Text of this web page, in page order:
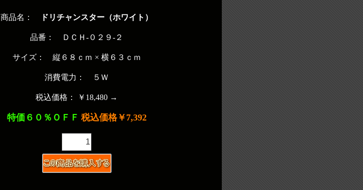
商品名： ドリチャンスター（ホワイト）
品番： ＤＣＨ-０２９-２
サイズ： 縦６８ｃｍ × 横６３ｃｍ
消費電力： ５Ｗ
税込価格： ￥18,480 →
特価６０％ＯＦＦ 税込価格￥7,392